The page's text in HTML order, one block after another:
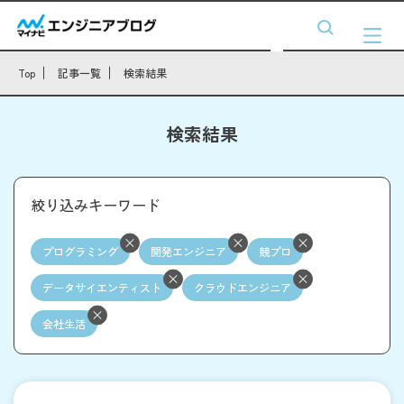
Top 記事一覧 検索結果
検索結果
絞り込みキーワード
プログラミング 開発エンジニア 競プロ
データサイエンティスト クラウドエンジニア
会社生活